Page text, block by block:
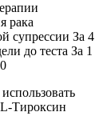
рака
супрессии За 4
до теста За 1
Тироксин